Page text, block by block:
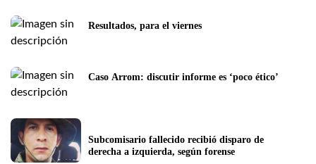
Resultados, para el viernes
Caso Arrom: discutir informe es ‘poco ético’
Subcomisario fallecido recibió disparo de
derecha a izquierda, según forense